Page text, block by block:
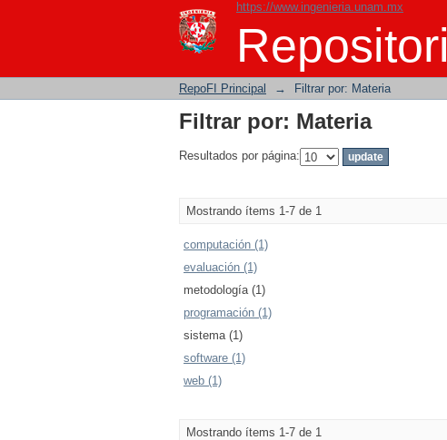
https://www.ingenieria.unam.mx
Filtrar por: Materia
RepoFI Principal → Filtrar por: Materia
Filtrar por: Materia
Resultados por página:
Mostrando ítems 1-7 de 1
computación (1)
evaluación (1)
metodología (1)
programación (1)
sistema (1)
software (1)
web (1)
Mostrando ítems 1-7 de 1